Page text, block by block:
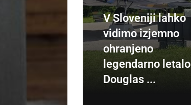
V Sloveniji lahko
vidimo izjemno
ohranjeno
legendarno letalo
Douglas ...